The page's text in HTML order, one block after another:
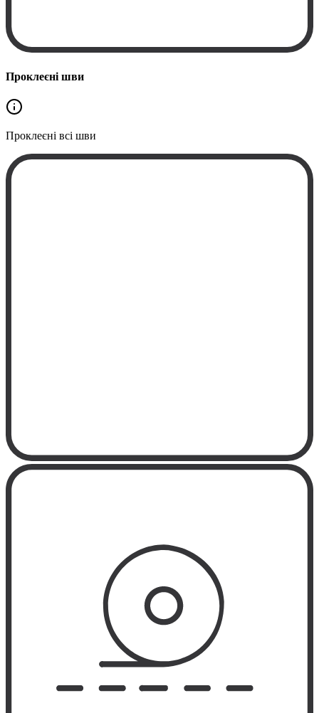
Проклеєні шви
Проклеєні всі шви